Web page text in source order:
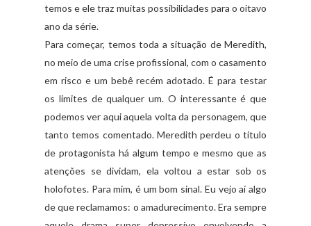
temos e ele traz muitas possibilidades para o oitavo
ano da série.
Para começar, temos toda a situação de Meredith,
no meio de uma crise profissional, com o casamento
em risco e um bebê recém adotado. É para testar
os limites de qualquer um. O interessante é que
podemos ver aqui aquela volta da personagem, que
tanto temos comentado. Meredith perdeu o título
de protagonista há algum tempo e mesmo que as
atenções se dividam, ela voltou a estar sob os
holofotes. Para mim, é um bom sinal. Eu vejo aí algo
de que reclamamos: o amadurecimento. Era sempre